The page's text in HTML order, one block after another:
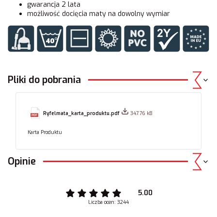
gwarancja 2 lata
możliwość docięcia maty na dowolny wymiar
Pliki do pobrania
Ryfelmata_karta_produktu.pdf 347.76 kB
Karta Produktu
Opinie
5.00
Liczba ocen: 3244